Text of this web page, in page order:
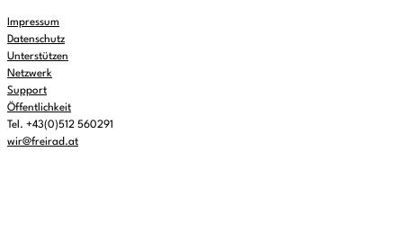
Impressum
Datenschutz
Unterstützen
Netzwerk
Support
Öffentlichkeit
Tel. +43(0)512 560291
wir@freirad.at